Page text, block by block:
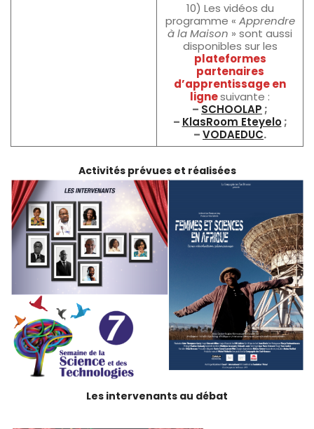
10) Les vidéos du
programme « Apprendre
à la Maison » sont aussi
disponibles sur les
plateformes
partenaires
d’apprentissage en
lignesuivante :
– SCHOOLAP ;
– KlasRoom Eteyelo;
–VODAEDUC.
Activités prévues et réalisées
Les intervenants au débat